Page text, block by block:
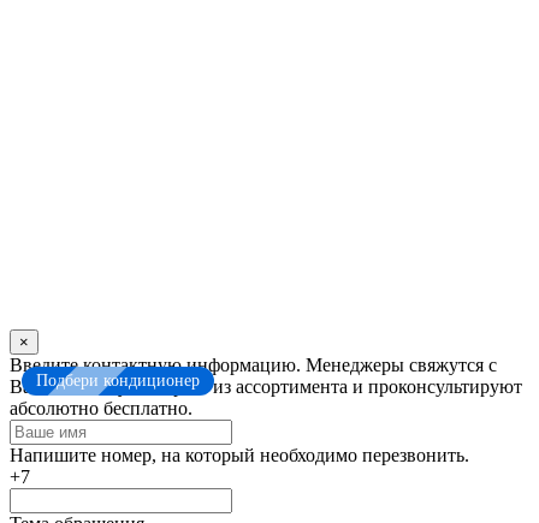
Подбери кондиционер
×
Оставьте
это
поле
пустым
Введите контактную информацию. Менеджеры свяжутся с
Вами. Помогут выбрать из ассортимента и проконсультируют
абсолютно бесплатно.
Напишите номер, на который необходимо перезвонить.
+7